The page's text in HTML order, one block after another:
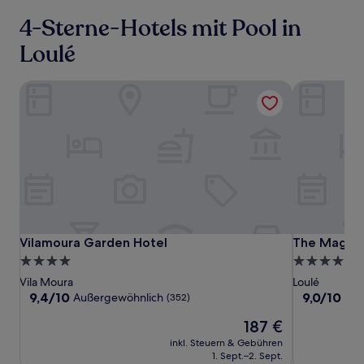
4-Sterne-Hotels mit Pool in
Loulé
Vilamoura
Garden
Hotel
Vilamoura
Garden
Hotel
Vilamoura Garden Hotel
Vilamoura Garden Hotel
4.0-
Sterne-
Unterkunft
Vila Moura
9.4
9,4/10 Außergewöhnlich (352)
Der
Preis
beträgt
187 €
inkl. Steuern & Gebühren
1. Sept.–2. Sept.
Vilamoura Garden Hotel
The
Magnolia
Hotel
The
The
4.0-
Sterne-
Unterkunft
Loulé
9.0
9,0/10
The